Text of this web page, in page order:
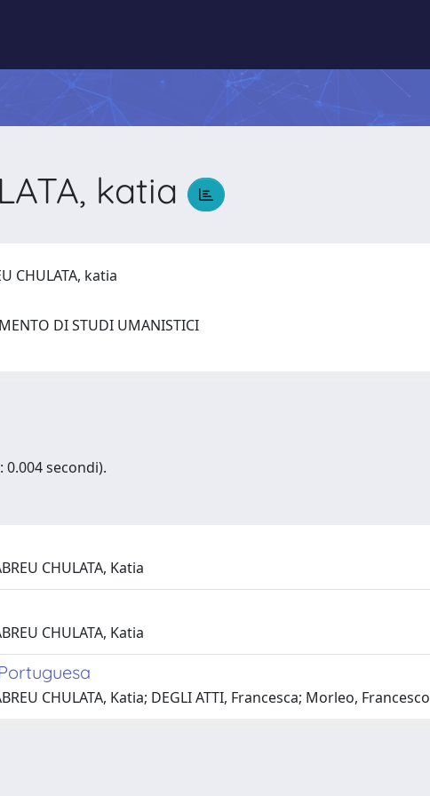
katia
CHULATA, katia
DI STUDI UMANISTICI
secondi).
CHULATA, Katia
CHULATA, Katia
CHULATA, Katia; DEGLI ATTI, Francesca; Morleo, Francesco